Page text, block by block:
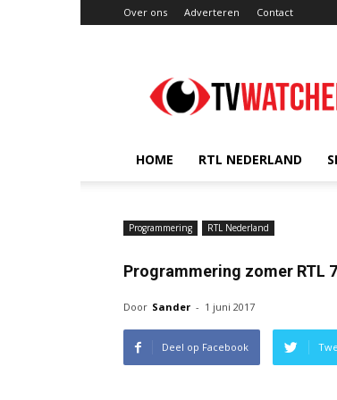
Over ons Adverteren Contact
HOME RTL NEDERLAND
Programmering RTL Nederland
Programmering zomer RTL
Door Sander - 1 juni 2017
Deel op Facebook